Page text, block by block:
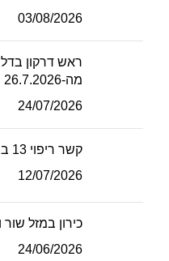
03/08/2026
ראש דרקון
מה-26.7.2026 ועד 26.3.2028
24/07/2026
קשר ריפוי 13 במערכות יחסים
12/07/2026
כירון במזל
24/06/2026